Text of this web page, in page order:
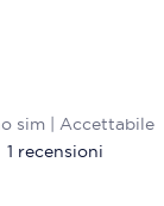
sim | Accettabile
1 recensioni